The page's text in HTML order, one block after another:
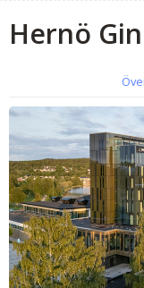
Hernö